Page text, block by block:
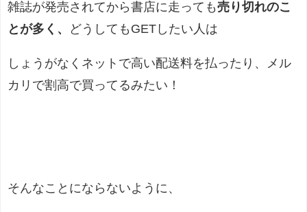
雑誌が発売されてから書店に走っても売り切れのこ
とが多く、
どうしてもGETしたい人は
しょうがなくネットで高い配送料を払ったり、メル
カリで割高で買ってるみたい！
そんなことにならないように、